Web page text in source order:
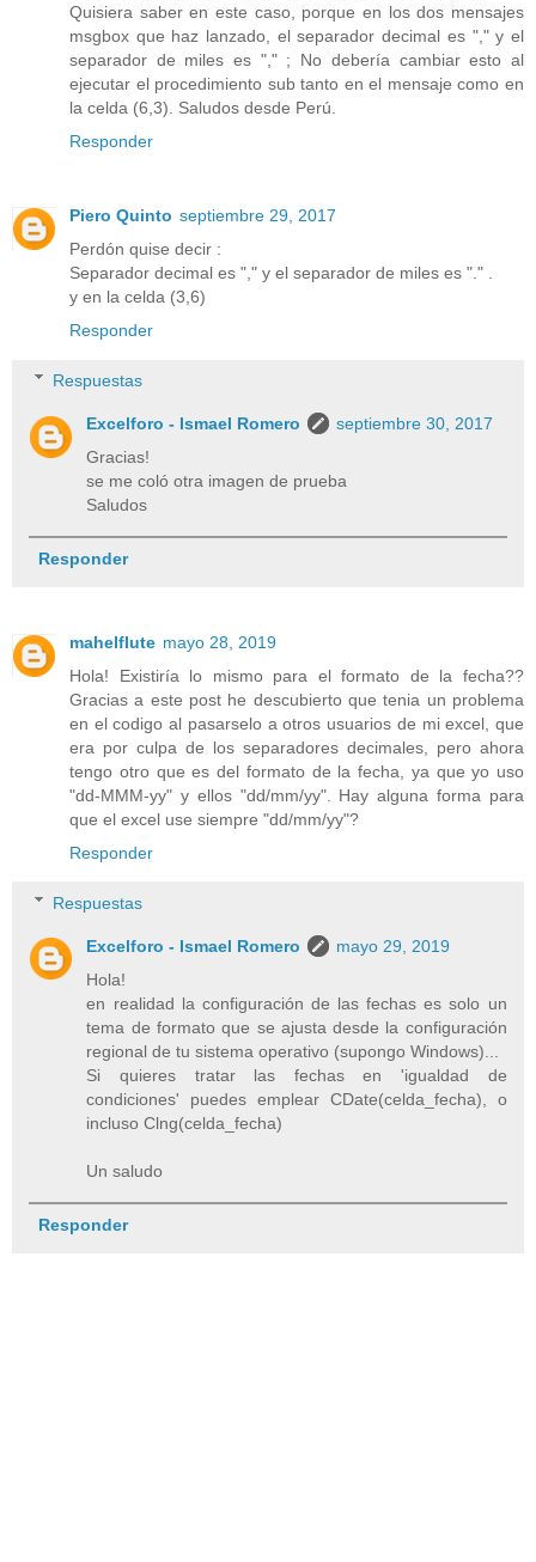
Quisiera saber en este caso, porque en los dos mensajes
msgbox que haz lanzado, el separador decimal es "," y el
separador de miles es "," ; No debería cambiar esto al
ejecutar el procedimiento sub tanto en el mensaje como en
la celda (6,3). Saludos desde Perú.
Responder
Piero Quinto septiembre 29, 2017
Perdón quise decir :
Separador decimal es "," y el separador de miles es "." .
y en la celda (3,6)
Responder
Respuestas
Excelforo - Ismael Romero
septiembre 30, 2017
Gracias!
se me coló otra imagen de prueba
Saludos
Responder
mahelflute mayo 28, 2019
Hola! Existiría lo mismo para el formato de la fecha??
Gracias a este post he descubierto que tenia un problema
en el codigo al pasarselo a otros usuarios de mi excel, que
era por culpa de los separadores decimales, pero ahora
tengo otro que es del formato de la fecha, ya que yo uso
"dd-MMM-yy" y ellos "dd/mm/yy". Hay alguna forma para
que el excel use siempre "dd/mm/yy"?
Responder
Respuestas
Excelforo - Ismael Romero
mayo 29, 2019
Hola!
en realidad la configuración de las fechas es solo un
tema de formato que se ajusta desde la configuración
regional de tu sistema operativo (supongo Windows)...
Si quieres tratar las fechas en 'igualdad de
condiciones' puedes emplear CDate(celda_fecha), o
incluso Clng(celda_fecha)
Un saludo
Responder